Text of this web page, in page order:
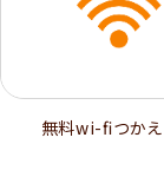
無料wi-ﬁつかえ